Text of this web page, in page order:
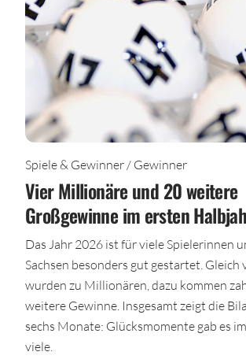
Spiele & Gewinner / Gewinner
Vier Millionäre und 20 weitere
Großgewinne im ersten
Das Jahr 2026 ist für viele Spielerinnen
Sachsen besonders gut gestartet. Gleich
wurden zu Millionären, dazu kommen
weitere Gewinne. Insgesamt zeigt die
sechs Monate: Glücksmomente gab es
viele.